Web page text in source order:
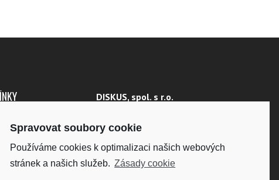
ÚDAJŮ
DISKUS, spol. s r.o.
DIČ: CZ41195183
Fakturační adresa:
Kunětická 2534/2, 120 00
Spravovat soubory cookie
Používáme cookies k optimalizaci našich webových
stránek a našich služeb. Zásady cookie